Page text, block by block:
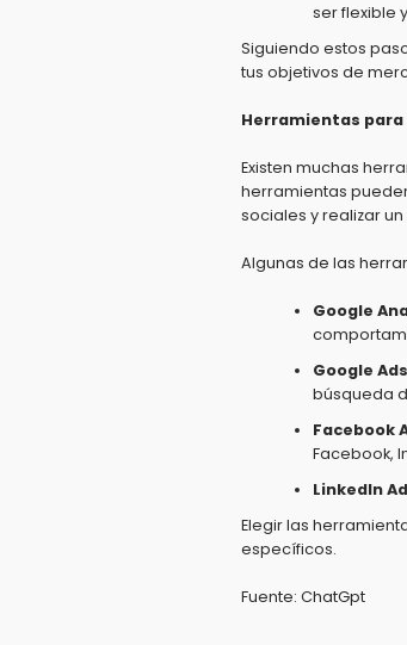
ser flexible
Siguiendo estos
tus objetivos de
Herramientas
Existen muchas
herramientas
sociales y realizar
Algunas de las
Google
Google
búsqueda
Facebook
Facebook,
LinkedIn
Elegir las
específicos.
Fuente: ChatGpt